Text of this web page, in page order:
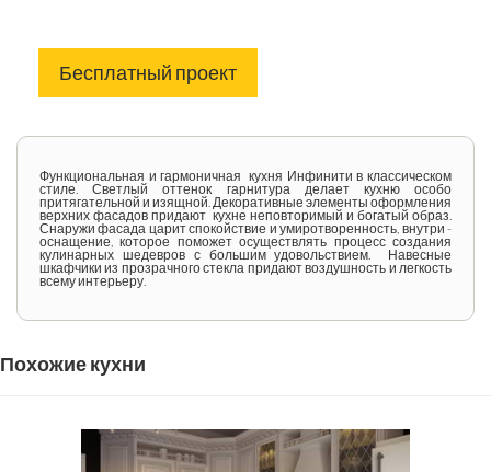
Бесплатный проект
Функциональная и гармоничная кухня Инфинити в классическом
стиле. Светлый оттенок гарнитура делает кухню особо
притягательной и изящной. Декоративные элементы оформления
верхних фасадов придают кухне неповторимый и богатый образ.
Снаружи фасада царит спокойствие и умиротворенность, внутри -
оснащение, которое поможет осуществлять процесс создания
кулинарных шедевров с большим удовольствием. Навесные
шкафчики из прозрачного стекла придают воздушность и легкость
всему интерьеру.
Похожие кухни